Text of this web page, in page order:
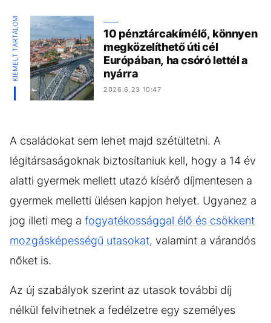
KIEMELT TARTALOM
10 pénztárcakímélő, könnyen
megközelíthető úti cél
Európában, ha csóró lettél a
nyárra
2026.6.23 10:47
A családokat sem lehet majd szétültetni. A
légitársaságoknak biztosítaniuk kell, hogy a 14 év
alatti gyermek mellett utazó kísérő díjmentesen a
gyermek melletti ülésen kapjon helyet. Ugyanez a
jog illeti meg a fogyatékossággal élő és csökkent
mozgásképességű utasokat, valamint a várandós
nőket is.
Az új szabályok szerint az utasok további díj
nélkül felvihetnek a fedélzetre egy személyes